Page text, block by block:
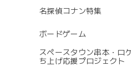
名探偵コナン特集
ボードゲーム
スペースタウン串本・ロ
ち上げ応援プロジェクト